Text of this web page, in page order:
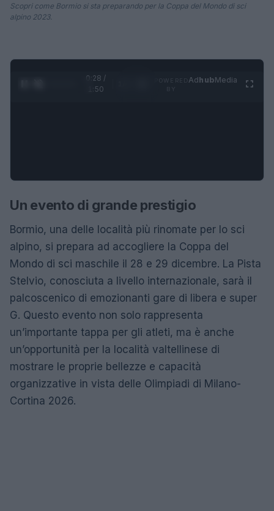
Scopri come Bormio si sta preparando per la Coppa del Mondo di sci
alpino 2023.
0:29 /
1:50
AdhubMedia
Un evento di grande prestigio
Bormio, una delle località più rinomate per lo sci
alpino, si prepara ad accogliere la Coppa del
Mondo di sci maschile il 28 e 29 dicembre. La Pista
Stelvio, conosciuta a livello internazionale, sarà il
palcoscenico di emozionanti gare di libera e super
G. Questo evento non solo rappresenta
un’importante tappa per gli atleti, ma è anche
un’opportunità per la località valtellinese di
mostrare le proprie bellezze e capacità
organizzative in vista delle Olimpiadi di Milano-
Cortina 2026.